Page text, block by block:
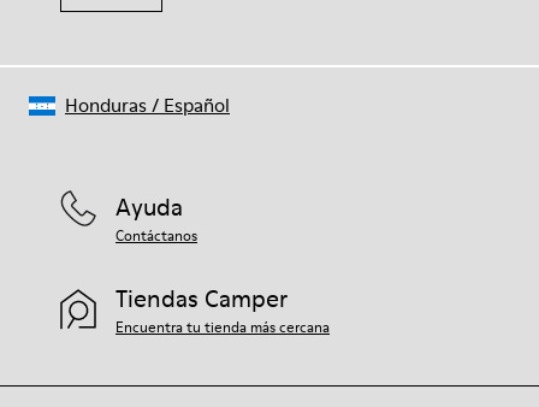
Ayuda
Contáctanos
Tiendas Camper
Encuentra tu tienda más cercana
Honduras/ Español